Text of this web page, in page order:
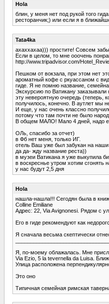
Hola
блин, у меня нет под рукой того
ресторанчик;) или если я в
Tata4ka
ахаххахаа))) простите! Совсем
Если в целом, то мне ооочень
http://www.tripadvisor.com/
Пешком от вокзала, при этом нет
ароматный кофе с ркуассаном с
гиде. Я не помню название,
Экскурсию по Ватикану
эту невероятную очередь (теперь,
получилось, конечно. В аутлет мы
И еще, у нас очень классно
потому что там почти не было
В общем МАЛО! Мало 4 дней, надо
ОЛь, спасибо за отчет)
в Фб нет меня, только ИГ.
отель Ваш уже был забукан на наши
да да- жду название реста))
в музеи Ватикана я уже выкупила
в воскреснье утром хотим сгонять
у нас будут 2,5 дня
Hola
нашла-нашла!!! Сегодян была в
Colline Emiliane
Адрес: 22, Via Avignonesi. Рядом с
Его в гиде рекомендуют как
Я сначала весьма скептически
Я, по-моему облажалась. Мне
Via Ezio, 5 la tevernella da Luisa.
Улица расположена
Это оно
Типичная семейная римская